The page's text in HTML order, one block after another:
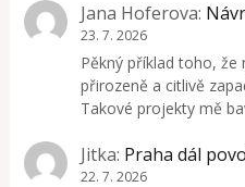
Jana Hoferova:
23. 7. 2026
Pěkný příklad toho,
přirozeně a citlivě
Takové projekty mě
Jitka: Praha dál
22. 7. 2026